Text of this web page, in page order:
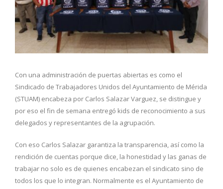
Con una administración de puertas abiertas es como el
Sindicado de Trabajadores Unidos del Ayuntamiento de Mérida
(STUAM) encabeza por Carlos Salazar Varguez, se distingue y
por eso el fin de semana entregó kids de reconocimiento a sus
delegados y representantes de la agrupación.
Con eso Carlos Salazar garantiza la transparencia, así como la
rendición de cuentas porque dice, la honestidad y las ganas de
trabajar no solo es de quienes encabezan el sindicato sino de
todos los que lo integran. Normalmente es el Ayuntamiento de